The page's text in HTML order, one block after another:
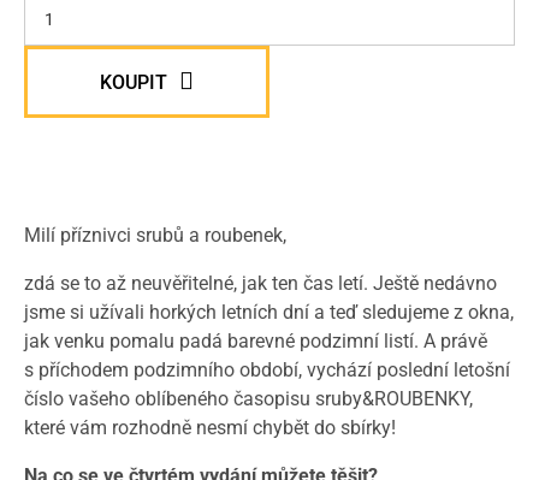
KOUPIT
Milí příznivci srubů a roubenek,
zdá se to až neuvěřitelné, jak ten čas letí. Ještě nedávno
jsme si užívali horkých letních dní a teď sledujeme z okna,
jak venku pomalu padá barevné podzimní listí. A právě
s příchodem podzimního období, vychází poslední letošní
číslo vašeho oblíbeného časopisu sruby&ROUBENKY,
které vám rozhodně nesmí chybět do sbírky!